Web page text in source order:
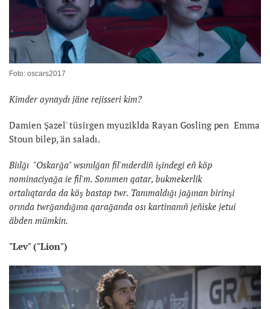
Foto: oscars2017
Kimder oynaydı jäne rejisseri kim?
Damien Şazel' tüsirgen myuziklda Rayan Gosling pen Emma
Stoun bilep, än saladı.
Biılğı "Oskarğa" wsınılğan fil'mderdiñ işindegi eñ köp
nominaciyağa ie fil'm. Sonımen qatar, bukmekerlik
ortalıqtarda da köş bastap twr. Tanımaldığı jağınan birinşi
orında twrğandığına qarağanda osı kartinanıñ jeñiske jetui
äbden mümkin.
"Lev" ("Lion")